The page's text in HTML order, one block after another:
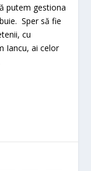
putem gestiona
Sper să fie
cu
Iancu, ai celor